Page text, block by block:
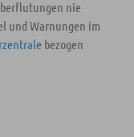
nie
und Warnungen im
bezogen